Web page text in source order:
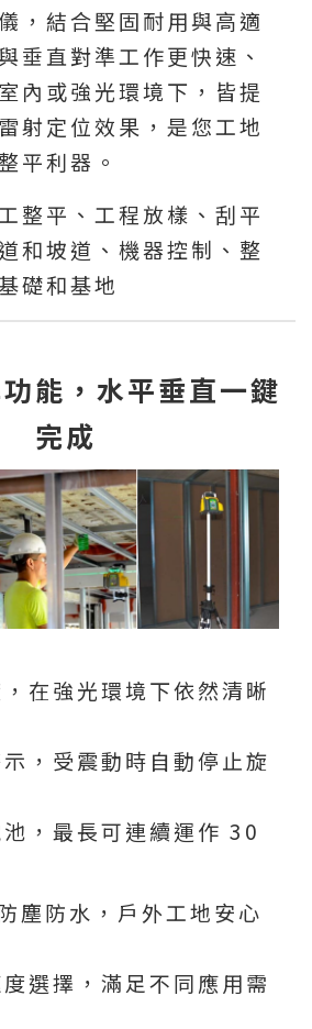
，結合堅固耐用與高適
垂直對準工作更快速、
內或強光環境下，皆提
射定位效果，是您工地
平利器。
整平、工程放樣、刮平
和坡道、機器控制、整
礎和基地
能，水平垂直一鍵
完成
在強光環境下依然清晰
，受震動時自動停止旋
，最長可連續運作 30
塵防水，戶外工地安心
選擇，滿足不同應用需